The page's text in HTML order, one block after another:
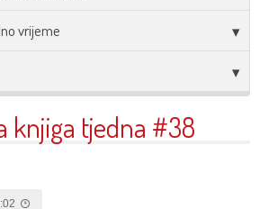
vrijeme
knjiga tjedna #38